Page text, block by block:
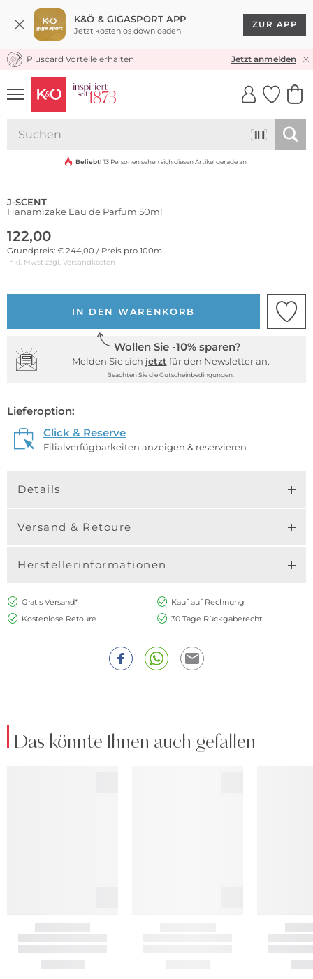
K&Ö & GIGASPORT APP
Jetzt kostenlos downloaden
ZUR APP
KOSTENLOSER VERSAND* & RÜCKVERSAND
Pluscard Vorteile erhalten Jetzt anmelden
UNSERE APP
CLICK &
Beliebt! 13 Personen sehen sich diesen Artikel gerade an
J-SCENT
Hanamizake Eau de Parfum 50ml
122,00
Grundpreis: € 244,00 / Preis pro 100ml
inkl. Mwst zzgl. Versandkosten
IN DEN WARENKORB
Wollen Sie -10% sparen?
Melden Sie sich jetzt für den Newsletter an.
Beachten Sie die Gutscheinbedingungen.
Lieferoption:
Click & Reserve
Filialverfügbarkeiten anzeigen & reservieren
Details
Versand & Retoure
Herstellerinformationen
Gratis Versand*
Kauf auf Rechnung
Kostenlose Retoure
30 Tage Rückgaberecht
Das könnte Ihnen auch gefallen